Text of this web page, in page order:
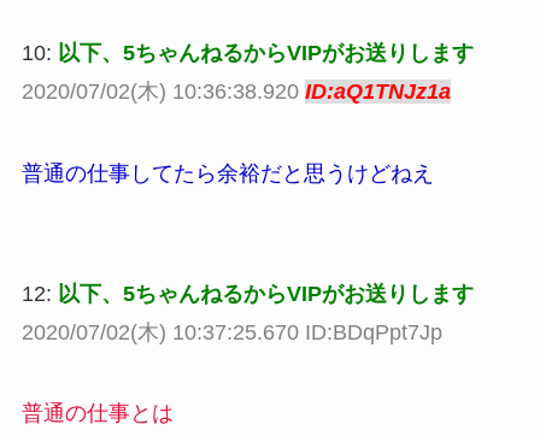
10: 以下、5ちゃんねるからVIPがお送りします
2020/07/02(木) 10:36:38.920 ID:aQ1TNJz1a
普通の仕事してたら余裕だと思うけどねえ
12: 以下、5ちゃんねるからVIPがお送りします
2020/07/02(木) 10:37:25.670 ID:BDqPpt7Jp
普通の仕事とは